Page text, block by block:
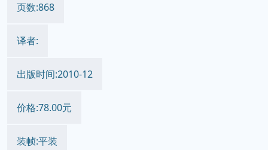
页数:868
译者:
出版时间:2010-12
价格:78.00元
装帧:平装